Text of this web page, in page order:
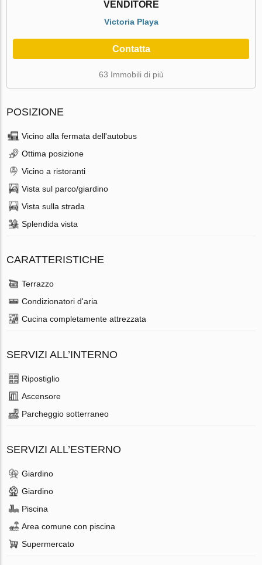
VENDITORE
Victoria Playa
Contatta
63 Immobili di più
POSIZIONE
Vicino alla fermata dell'autobus
Ottima posizione
Vicino a ristoranti
Vista sul parco/giardino
Vista sulla strada
Splendida vista
CARATTERISTICHE
Terrazzo
Condizionatori d'aria
Cucina completamente attrezzata
SERVIZI ALL’INTERNO
Ripostiglio
Ascensore
Parcheggio sotterraneo
SERVIZI ALL’ESTERNO
Giardino
Giardino
Piscina
Area comune con piscina
Supermercato